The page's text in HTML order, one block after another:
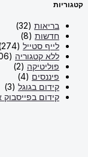
בריאות(32)
חדשות(8)
לייף סטייל (274)
ללא קטגוריה(3,506)
פוליטיקה(2)
פיננסים(4)
קידום בגוגל(3)
קידום בפייסבוק